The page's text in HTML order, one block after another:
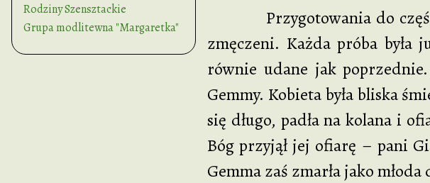
Rodziny Szensztackie
Grupa modlitewna "Margaretka"
Przygotowania do części
zmęczeni. Każda próba była
równie udane jak
Gemmy. Kobieta była bliska
się długo, padła na kolana i
Bóg przyjął jej ofiarę – pani
Gemma zaś zmarła jako